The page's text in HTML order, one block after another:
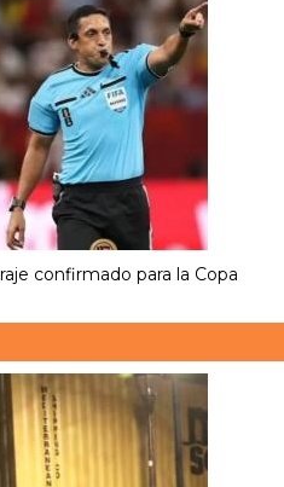
confirmado para la Copa